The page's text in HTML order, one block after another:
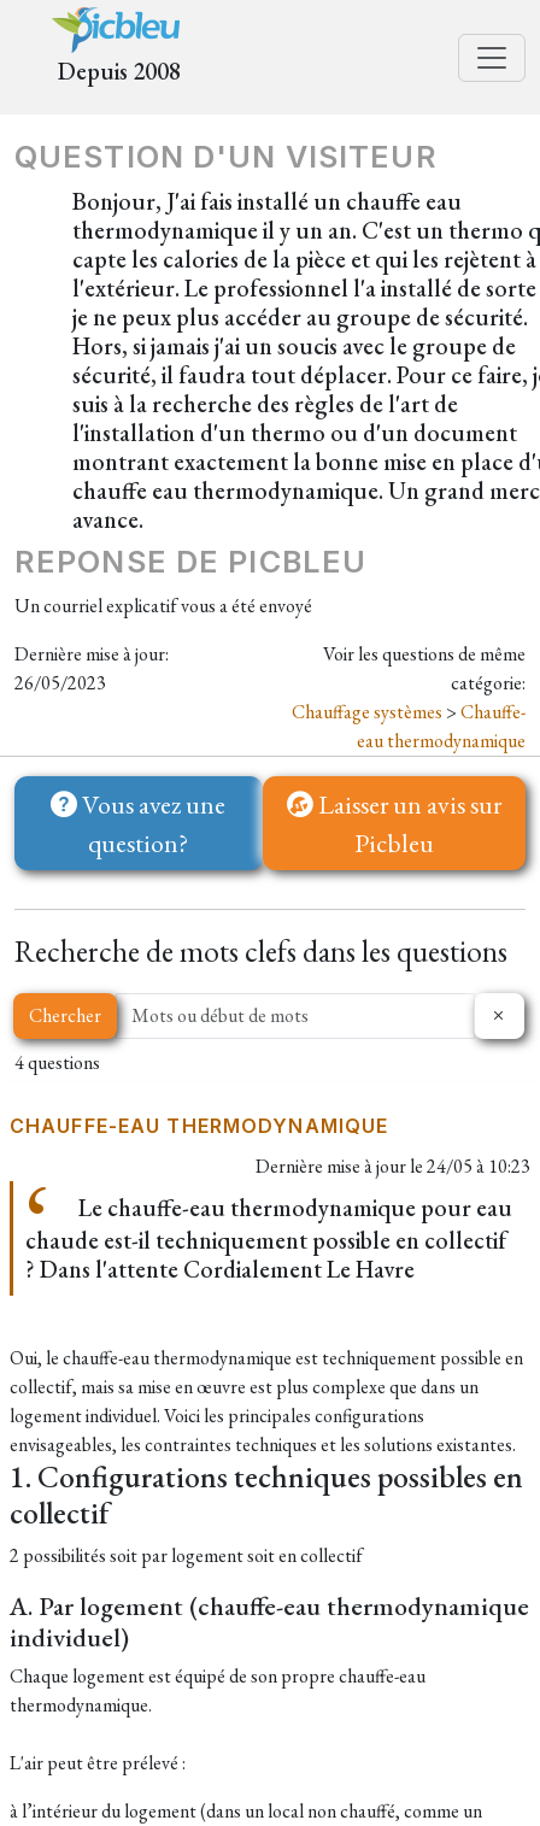
Depuis 2008
QUESTION D'UN VISITEUR
Bonjour, J'ai fais installé un chauffe eau
thermodynamique il y un an. C'est un thermo
capte les calories de la pièce et qui les rejètent à
l'extérieur. Le professionnel l'a installé de
je ne peux plus accéder au groupe de sécurité.
Hors, si jamais j'ai un soucis avec le groupe de
sécurité, il faudra tout déplacer. Pour ce faire,
suis à la recherche des règles de l'art de
l'installation d'un thermo ou d'un document
montrant exactement la bonne mise en place
chauffe eau thermodynamique. Un grand
avance.
REPONSE DE PICBLEU
Un courriel explicatif vous a été envoyé
Dernière mise à jour:
26/05/2023
Voir les questions de même
catégorie:
Chauffage systèmes >Chauffe-
eau thermodynamique
Vous avez une
question?
Laisser un avis sur
Picbleu
Recherche de mots clefs dans les questions
Chercher
4 questions
CHAUFFE-EAU THERMODYNAMIQUE
Dernière mise à jour le24/05 à 10:23
Le chauffe-eau thermodynamique pour eau
chaude est-il techniquement possible en collectif
? Dans l'attente Cordialement Le Havre
Oui, le chauffe-eau thermodynamique est techniquement possible en
collectif, mais sa mise en œuvre est plus complexe que dans un
logement individuel. Voici les principales configurations
envisageables, les contraintes techniques et les solutions existantes.
1. Configurations techniques possibles en
collectif
2 possibilités soit par logement soit en collectif
A. Par logement (chauffe-eau thermodynamique
individuel)
Chaque logement est équipé de son propre chauffe-eau
thermodynamique.
L'air peut être prélevé :
à l’intérieur du logement (dans un local non chauffé, comme un